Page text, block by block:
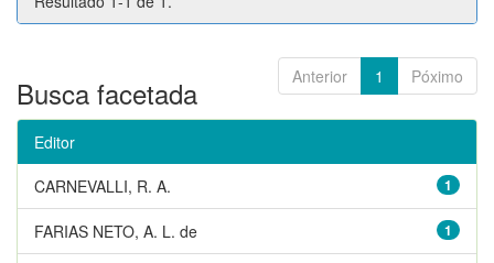
Anterior 1 Póximo
Busca facetada
Editor
1
CARNEVALLI, R. A.
1
FARIAS NETO, A. L. de